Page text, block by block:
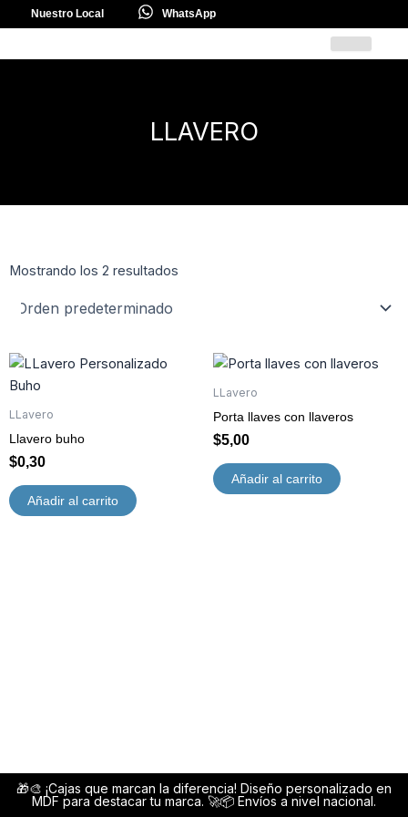
al
Nuestro Local WhatsApp
LLAVERO
Mostrando los 2 resultados
LLavero
Llavero buho
$0,30
Añadir al carrito
LLavero
Porta llaves con llaveros
$5,00
Añadir al carrito
🎁🎨 ¡Cajas que marcan la diferencia! Diseño personalizado en
MDF para destacar tu marca. 🚀📦 Envíos a nivel nacional.